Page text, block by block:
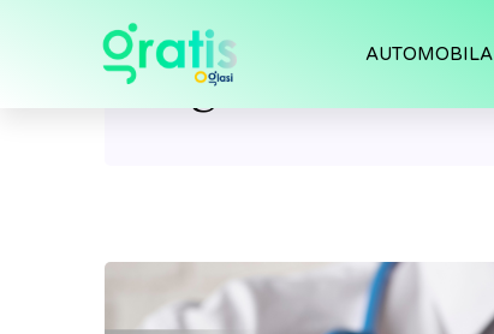
AUTOMOBILA
Tag: